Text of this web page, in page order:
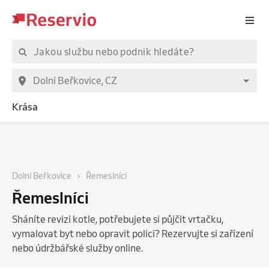
Krása
Dolní Beřkovice Řemeslníci
Řemeslníci
Sháníte revizi kotle, potřebujete si půjčit vrtačku,
vymalovat byt nebo opravit polici? Rezervujte si zařízení
nebo údržbářské služby online.